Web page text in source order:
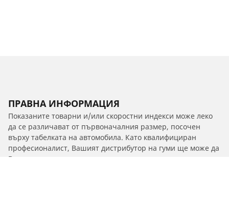
ПРАВНА ИНФОРМАЦИЯ
Показаните товарни и/или скоростни индекси може леко
да се различават от първоначалния размер, посочен
върху табелката на автомобила. Като квалифициран
професионалист, Вашият дистрибутор на гуми ще може да
Ви посъветва, за да: